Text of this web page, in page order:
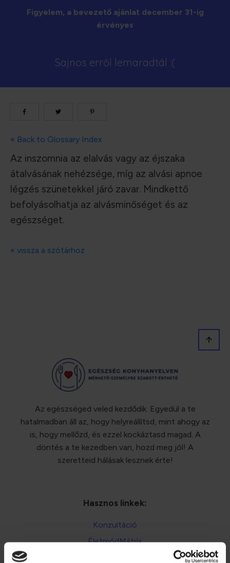
Figyelem, a bevezető ajánlat december 31-ig
érvényes
Sajnos erről lemaradtál :(
« Back to Glossary Index
Az inszomnia az elalvás vagy az éjszaka
átalvásának nehézsége, míg az alvási apnoe
légzés szünetekkel járó zavar. Mindkettő
befolyásolhatja az alvásminőséget és az
egészséget.
« vissza a szótárhoz
Az egészséged veled kezdődik. Egyedül a te
hatalmadban áll az, hogy helyreállítsd, mint ahogy az
is, hogy mellőzd, és ezzel kockáztasd magad. A
döntés a te kezedben van, hozd meg jól! A
szeretteid hálásak lesznek érte!
Hasznos linkek:
Konzultáció
ÉletmódMátrix